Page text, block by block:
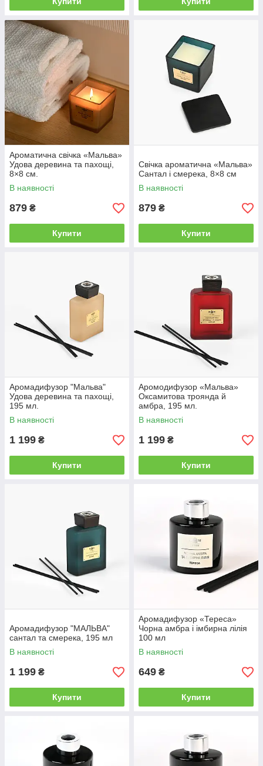
Ароматична свічка «Мальва»
Удова деревина та пахощі,
8×8 см.
В наявності
879 ₴
Купити
Свічка ароматична «Мальва»
Сантал і смерека, 8×8 см
В наявності
879 ₴
Купити
Аромадифузор "Мальва"
Удова деревина та пахощі,
195 мл.
В наявності
1 199 ₴
Купити
Аромодифузор «Мальва»
Оксамитова троянда й
амбра, 195 мл.
В наявності
1 199 ₴
Купити
Аромадифузор "МАЛЬВА"
сантал та смерека, 195 мл
В наявності
1 199 ₴
Купити
Аромадифузор «Тереса»
Чорна амбра і імбирна лілія
100 мл
В наявності
649 ₴
Купити